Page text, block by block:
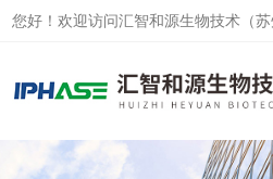
您好！欢迎访问汇智和源生物技术（苏